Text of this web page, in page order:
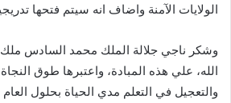
الولايات الآمنة واضاف انه سيتم فتحها
وشكر ناجي جلالة الملك محمد السادس
الله، علي هذه المبادة، واعتبرها طوق النجاة